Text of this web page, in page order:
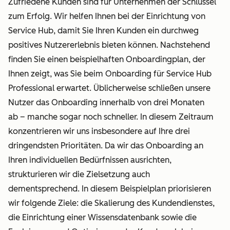
zum Erfolg. Wir helfen Ihnen bei der Einrichtung von
Service Hub, damit Sie Ihren Kunden ein durchweg
positives Nutzererlebnis bieten können. Nachstehend
finden Sie einen beispielhaften Onboardingplan, der
Ihnen zeigt, was Sie beim Onboarding für Service Hub
Professional erwartet. Üblicherweise schließen unsere
Nutzer das Onboarding innerhalb von drei Monaten
ab – manche sogar noch schneller. In diesem Zeitraum
konzentrieren wir uns insbesondere auf Ihre drei
dringendsten Prioritäten. Da wir das Onboarding an
Ihren individuellen Bedürfnissen ausrichten,
strukturieren wir die Zielsetzung auch
dementsprechend. In diesem Beispielplan priorisieren
wir folgende Ziele: die Skalierung des Kundendienstes,
die Einrichtung einer Wissensdatenbank sowie die